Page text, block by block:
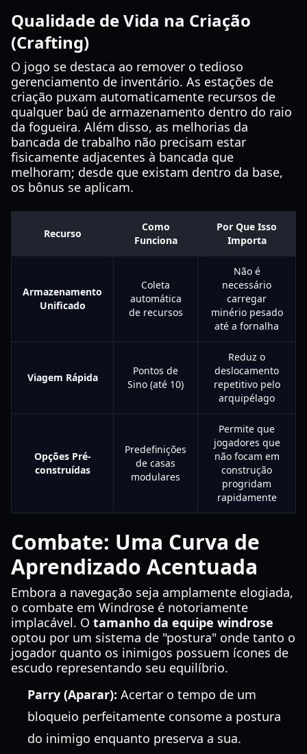
Qualidade de Vida na Criação
(Crafting)
O jogo se destaca ao remover o tedioso
gerenciamento de inventário. As estações de
criação puxam automaticamente recursos de
qualquer baú de armazenamento dentro do raio
da fogueira. Além disso, as melhorias da
bancada de trabalho não precisam estar
fisicamente adjacentes à bancada que
melhoram; desde que existam dentro da base,
os bônus se aplicam.
Recurso
Como
Funciona
Por Que Isso
Importa
Armazenamento
Unificado
Coleta
automática
de recursos
Não é
necessário
carregar
minério pesado
até a fornalha
Viagem Rápida
Pontos de
Sino (até 10)
Reduz o
deslocamento
repetitivo pelo
arquipélago
Opções Pré-
construídas
Predefinições
de casas
modulares
Permite que
jogadores que
não focam em
construção
progridam
rapidamente
Combate: Uma Curva de
Aprendizado Acentuada
Embora a navegação seja amplamente elogiada,
o combate em Windrose é notoriamente
implacável. O tamanho da equipe windrose
optou por um sistema de "postura" onde tanto o
jogador quanto os inimigos possuem ícones de
escudo representando seu equilíbrio.
Parry (Aparar): Acertar o tempo de um
bloqueio perfeitamente consome a postura
do inimigo enquanto preserva a sua.